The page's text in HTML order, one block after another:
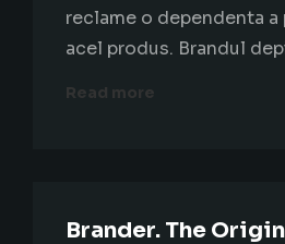
reclame o dependenta
acel produs. Brandul
Read more
Brander. The